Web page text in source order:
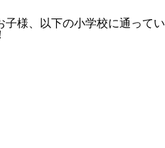
子様、以下の小学校に通ってい